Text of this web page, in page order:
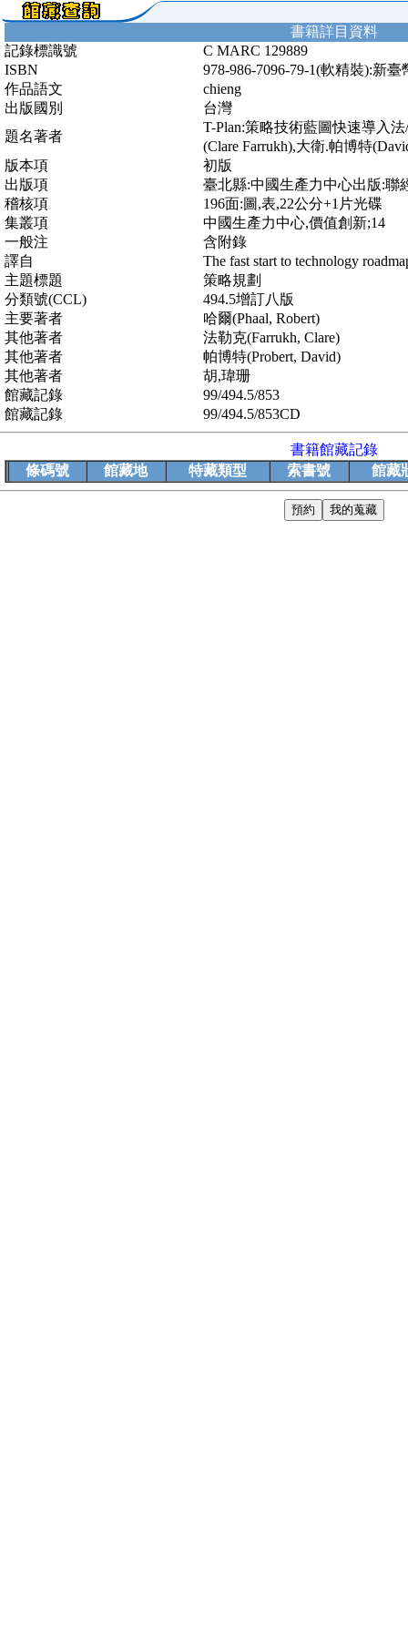
書籍詳目資料
記錄標識號
C MARC 129889
ISBN
978-986-7096-79-1(軟精裝):新臺
作品語文
chieng
出版國別
台灣
題名著者
T-Plan:策略技術藍圖快速導入
(Clare Farrukh),大衛.帕博特
版本項
初版
出版項
臺北縣:中國生產力中心出版:聯
稽核項
196面:圖,表,22公分+1片光碟
集叢項
中國生產力中心,價值創新;14
一般注
含附錄
譯自
The fast start to technology
主題標題
策略規劃
分類號(CCL)
494.5增訂八版
主要著者
哈爾(Phaal, Robert)
其他著者
法勒克(Farrukh, Clare)
其他著者
帕博特(Probert, David)
其他著者
胡,瑋珊
館藏記錄
99/494.5/853
館藏記錄
99/494.5/853CD
書籍館藏記錄
條碼號
館藏地 特藏類型 索書號 館藏